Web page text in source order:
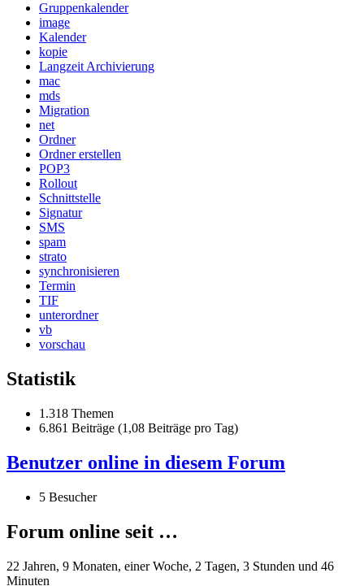
Gruppenkalender
image
Kalender
kopie
Langzeit Archivierung
mac
mds
Migration
net
Ordner
Ordner erstellen
POP3
Rollout
Schnittstelle
Signatur
SMS
spam
strato
synchronisieren
Termin
TIF
unterordner
vb
vorschau
Statistik
1.318 Themen
6.861 Beiträge (1,08 Beiträge pro Tag)
Benutzer online in diesem Forum
5 Besucher
Forum online seit …
22 Jahren, 9 Monaten, einer Woche, 2 Tagen, 3 Stunden und 46
Minuten